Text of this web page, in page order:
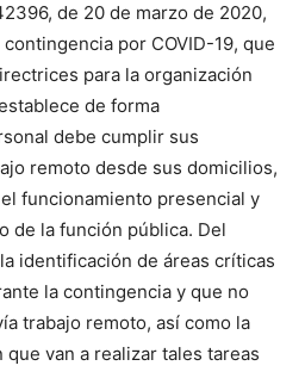
de 20 de marzo de 2020,
por COVID-19, que
para la organización
de forma
debe cumplir sus
remoto desde sus domicilios,
funcionamiento presencial y
de la función pública. Del
identificación de áreas críticas
la contingencia y que no
trabajo remoto, así como la
van a realizar tales tareas